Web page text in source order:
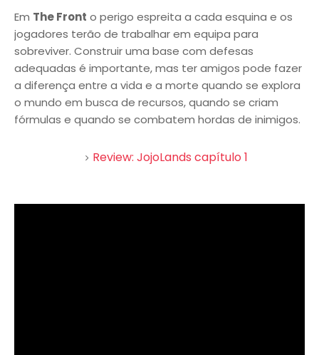
Em The Front o perigo espreita a cada esquina e os
jogadores terão de trabalhar em equipa para
sobreviver. Construir uma base com defesas
adequadas é importante, mas ter amigos pode fazer
a diferença entre a vida e a morte quando se explora
o mundo em busca de recursos, quando se criam
fórmulas e quando se combatem hordas de inimigos.
Review: JojoLands capítulo 1